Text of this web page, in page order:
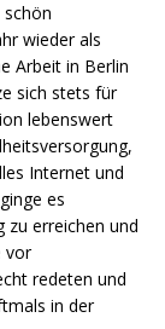
schön
wieder als
Arbeit in Berlin
sich stets für
lebenswert
Internet und
es
zu erreichen und
vor
redeten und
in der